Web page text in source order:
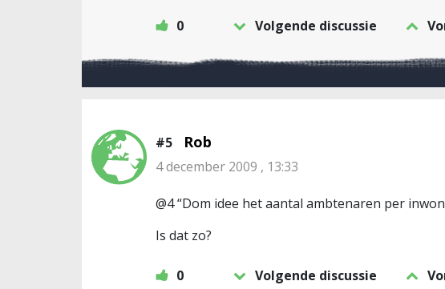
0 Volgende discussie
#5 Rob
4 december 2009 , 13:33
@4 “Dom idee het aantal ambtenaren per
Is dat zo?
0 Volgende discussie